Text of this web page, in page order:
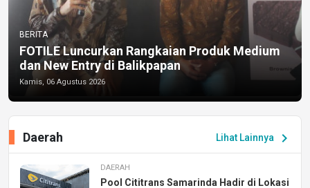
BERITA
FOTILE Luncurkan Rangkaian Produk Medium
dan New Entry di Balikpapan
Kamis, 06 Agustus 2026
Lihat Lainnya chevron_right
Daerah
DAERAH
Pool Cititrans Samarinda Hadir di Lokasi